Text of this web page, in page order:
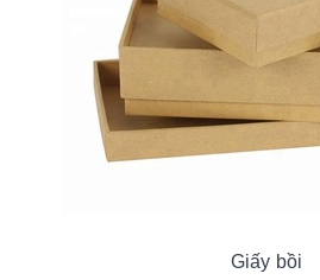
Giấy bồi